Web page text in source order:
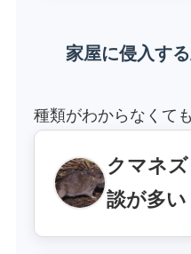
家屋に侵入す
種類がわからなくて
クマネ
談が多い